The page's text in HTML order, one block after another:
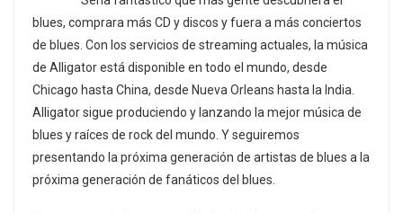
blues, comprara más CD y discos y fuera a más conciertos
de blues. Con los servicios de streaming actuales, la música
de Alligator está disponible en todo el mundo, desde
Chicago hasta China, desde Nueva Orleans hasta la India.
Alligator sigue produciendo y lanzando la mejor música de
blues y raíces de rock del mundo. Y seguiremos
presentando la próxima generación de artistas de blues a la
próxima generación de fanáticos del blues.